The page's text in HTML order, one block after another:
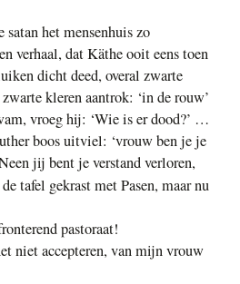
het mensenhuis zo
verhaal, dat Käthe ooit eens toen
dicht deed, overal zwarte
kleren aantrok: ‘in de rouw’
vroeg hij: ‘Wie is er dood?’ …
boos uitviel: ‘vrouw ben je je
jij bent je verstand verloren,
tafel gekrast met Pasen, maar nu
pastoraat!
niet accepteren, van mijn vrouw